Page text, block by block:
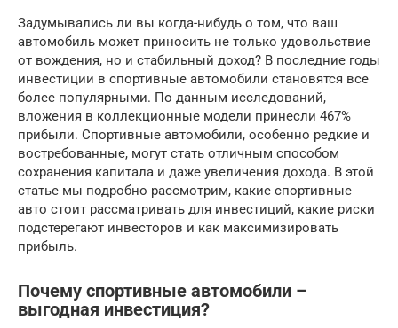
Задумывались ли вы когда-нибудь о том, что ваш
автомобиль может приносить не только удовольствие
от вождения, но и стабильный доход? В последние годы
инвестиции в спортивные автомобили становятся все
более популярными. По данным исследований,
вложения в коллекционные модели принесли 467%
прибыли. Спортивные автомобили, особенно редкие и
востребованные, могут стать отличным способом
сохранения капитала и даже увеличения дохода. В этой
статье мы подробно рассмотрим, какие спортивные
авто стоит рассматривать для инвестиций, какие риски
подстерегают инвесторов и как максимизировать
прибыль.
Почему спортивные автомобили –
выгодная инвестиция?